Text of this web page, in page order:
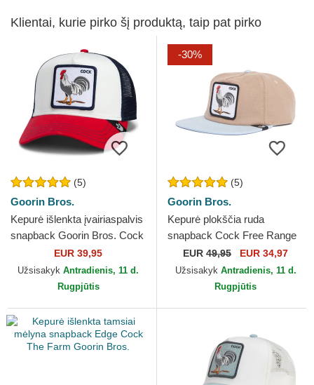
Klientai, kurie pirko šį produktą, taip pat pirko
(5)
Goorin Bros.
Kepurė išlenkta įvairiaspalvis
snapback Goorin Bros. Cock
Team Rooster Original
Recipe Team Pride...
EUR 39,95
Užsisakyk Antradienis, 11 d.
Rugpjūtis
-30%
(5)
Goorin Bros.
Kepurė plokščia ruda
snapback Cock Free Range
The Farm Flats The Farm
Goorin Bros.
EUR 49,95 EUR 34,97
Užsisakyk Antradienis, 11 d.
Rugpjūtis